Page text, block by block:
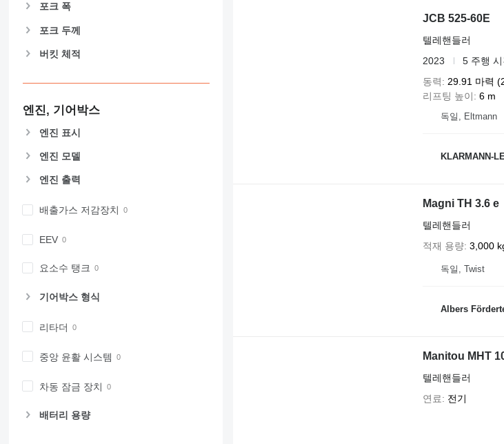
포크 폭
포크 두께
버킷 체적
엔진, 기어박스
엔진 표시
엔진 모델
엔진 출력
배출가스 저감장치
EEV
요소수 탱크
기어박스 형식
리타더
중앙 윤활 시스템
차동 잠금 장치
배터리 용량
JCB 525-60E
텔레핸들러
2023
5 주행
동력
29.91 마력
리프팅 높이
6 m
독일, Eltmann
KLARMANN-
Magni TH 3.6 e
텔레핸들러
적재 용량 3,000
독일, Twist
Albers
Manitou MHT
텔레핸들러
연료
전기